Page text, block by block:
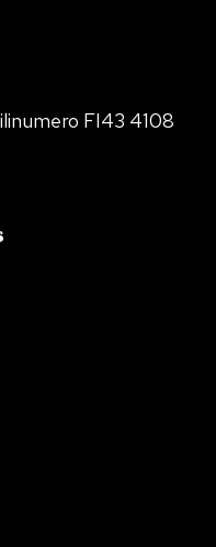
FI43 4108